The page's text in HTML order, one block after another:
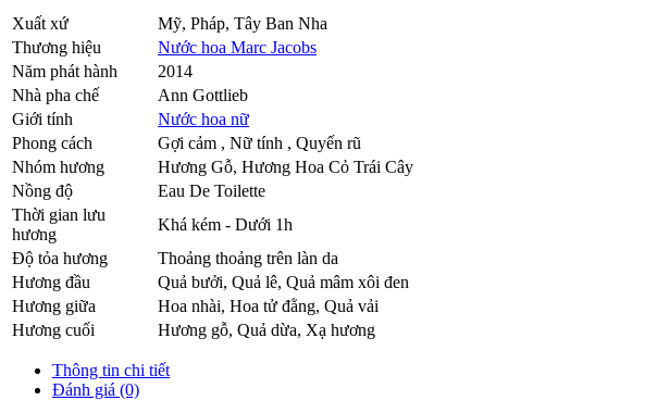
Xuất xứ
Mỹ, Pháp, Tây Ban Nha
Thương hiệu
Nước hoa Marc Jacobs
Năm phát hành
2014
Nhà pha chế
Ann Gottlieb
Giới tính
Nước hoa nữ
Phong cách
Gợi cảm , Nữ tính , Quyến rũ
Nhóm hương
Hương Gỗ, Hương Hoa Cỏ Trái Cây
Nồng độ
Eau De Toilette
Thời gian lưu
hương
Khá kém - Dưới 1h
Độ tỏa hương
Thoảng thoảng trên làn da
Hương đầu
Quả bưởi, Quả lê, Quả mâm xôi đen
Hương giữa
Hoa nhài, Hoa tử đằng, Quả vải
Hương cuối
Hương gỗ, Quả dừa, Xạ hương
Thông tin chi tiết
Đánh giá (0)